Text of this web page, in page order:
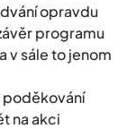
opravdu
programu
v sále to jenom
poděkování
na akci